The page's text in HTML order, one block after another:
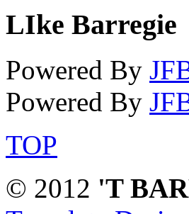
LIke Barregie
Powered By
Powered By
TOP
© 2012 'T